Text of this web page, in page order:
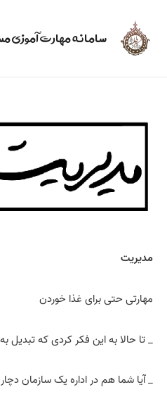
سامانه مهارت آموزی
مدیریت
مهارتی حتی برای غذا خوردن
_ تا حالا به این فکر کردی که تبدیل
_ آیا شما هم در اداره یک سازمان